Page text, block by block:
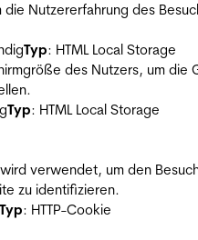
Nutzererfahrung des
Typ: HTML Local Storage
des Nutzers, um die
Typ: HTML Local Storage
verwendet, um den
zu identifizieren.
Typ: HTTP-Cookie